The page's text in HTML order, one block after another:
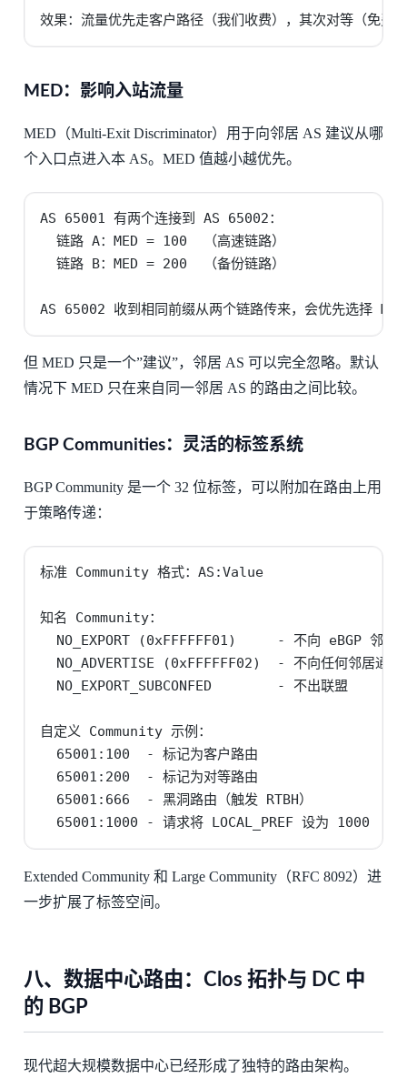
效果：流量优先走客户路径（我们收费），其次对等（免费
MED：影响入站流量
MED（Multi-Exit Discriminator）用于向邻居 AS 建议从哪
个入口点进入本 AS。MED 值越小越优先。
AS 65001 有两个连接到 AS 65002：
  链路 A：MED = 100  （高速链路）
  链路 B：MED = 200  （备份链路）
AS 65002 收到相同前缀从两个链路传来，会优先选择
但 MED 只是一个”建议”，邻居 AS 可以完全忽略。默认
情况下 MED 只在来自同一邻居 AS 的路由之间比较。
BGP Communities：灵活的标签系统
BGP Community 是一个 32 位标签，可以附加在路由上用
于策略传递：
标准 Community 格式：AS:Value
知名 Community：
NO_EXPORT (0xFFFFFF01)     - 不向 eBGP 邻居
  NO_ADVERTISE (0xFFFFFF02)  - 不向任何邻居通告
  NO_EXPORT_SUBCONFED        - 不出联盟
自定义 Community 示例：
  65001:100  - 标记为客户路由
  65001:200  - 标记为对等路由
  65001:666  - 黑洞路由（触发 RTBH）
  65001:1000 - 请求将 LOCAL_PREF 设为 1000
Extended Community 和 Large Community（RFC 8092）进
一步扩展了标签空间。
八、数据中心路由：Clos 拓扑与 DC 中
的 BGP
现代超大规模数据中心已经形成了独特的路由架构。